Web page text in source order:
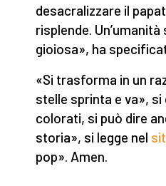
desacralizzare il
risplende.
gioiosa», ha
«Si trasforma in un
stelle sprinta e va»,
colorati, si può dire
storia», si legge nel
pop». Amen.